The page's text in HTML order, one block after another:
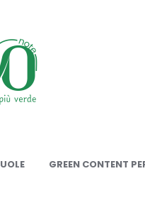
GREEN CONTENT